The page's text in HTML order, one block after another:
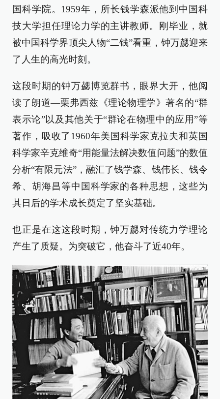
国科学院。1959年，所长钱学森派他到中国科
技大学担任理论力学的主讲教师。刚毕业，就
被中国科学界顶尖人物“二钱”看重，钟万勰迎来
了人生的高光时刻。
这段时期的钟万勰博览群书，眼界大开，他阅
读了朗道—栗弗西兹《理论物理学》著名的“群
表示论”以及其他关于“群论在物理中的应用”等
著作，吸收了1960年美国科学家克拉夫和英国
科学家辛克维奇“用能量法解决数值问题”的数值
分析“有限元法”，融汇了钱学森、钱伟长、钱令
希、胡海昌等中国科学家的各种思想，这些为
其日后的学术成长奠定了坚实基础。
也正是在这这段时期，钟万勰对传统力学理论
产生了质疑。为突破它，他奋斗了近40年。